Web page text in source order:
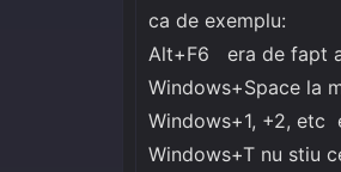
ca de exemplu:
Alt+F6 era de fapt
Windows+Space la
Windows+1, +2, etc
Windows+T nu stiu